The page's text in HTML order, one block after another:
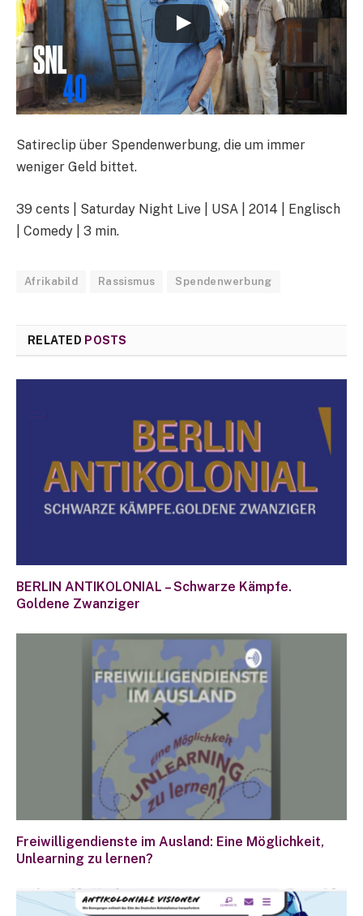
Satireclip über Spendenwerbung, die um immer
weniger Geld bittet.
39 cents | Saturday Night Live | USA | 2014 | Englisch
| Comedy | 3 min.
Afrikabild Rassismus Spendenwerbung
RELATED POSTS
BERLIN ANTIKOLONIAL – Schwarze Kämpfe.
Goldene Zwanziger
Freiwilligendienste im Ausland: Eine Möglichkeit,
Unlearning zu lernen?